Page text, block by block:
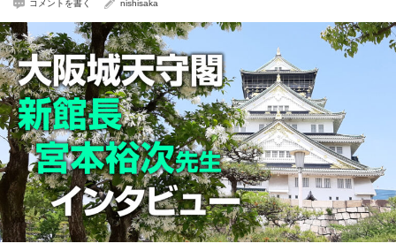
コメントを書く nishisaka